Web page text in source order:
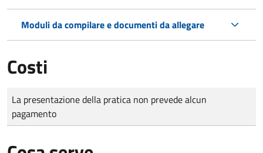
Moduli da compilare e documenti da allegare
Costi
Tipo di pagamento
Importo
La presentazione della pratica non prevede alcun
pagamento